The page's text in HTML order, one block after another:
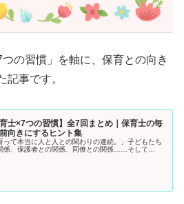
の習慣」を軸に、保育との向き
記事です。
育士×7つの習慣】全7回まとめ｜保育士の毎
向きにするヒント集
って本当に人と人との関わりの連続。」子どもたち
係、保護者との関係、同僚との関係……そして...